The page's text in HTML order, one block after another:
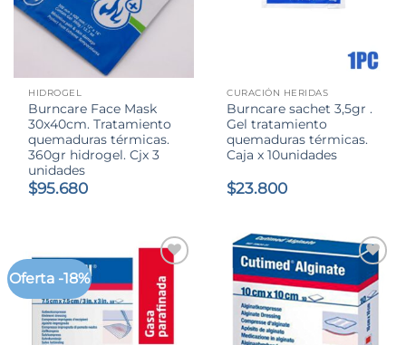
HIDROGEL
Burncare Face Mask
30x40cm. Tratamiento
quemaduras térmicas.
360gr hidrogel. Cjx 3
unidades
$95.680
CURACIÓN HERIDAS
Burncare sachet 3,5gr .
Gel tratamiento
quemaduras térmicas.
Caja x 10unidades
$23.800
Oferta -18%